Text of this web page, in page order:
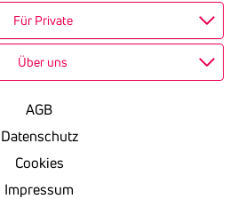
Für Private
Über uns
AGB
Datenschutz
Cookies
Impressum